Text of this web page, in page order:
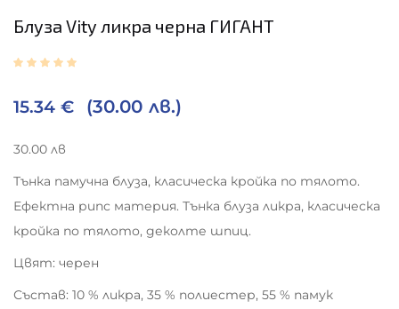
Блуза Vity ликра черна ГИГАНТ
15.34 € (30.00 лв.)
30.00 лв
Тънка памучна блуза, класическа кройка по тялото.
Ефектна рипс материя. Тънка блуза ликра, класическа
кройка по тялото, деколте шпиц.
Цвят: черен
Състав: 10 % ликра, 35 % полиестер, 55 % памук